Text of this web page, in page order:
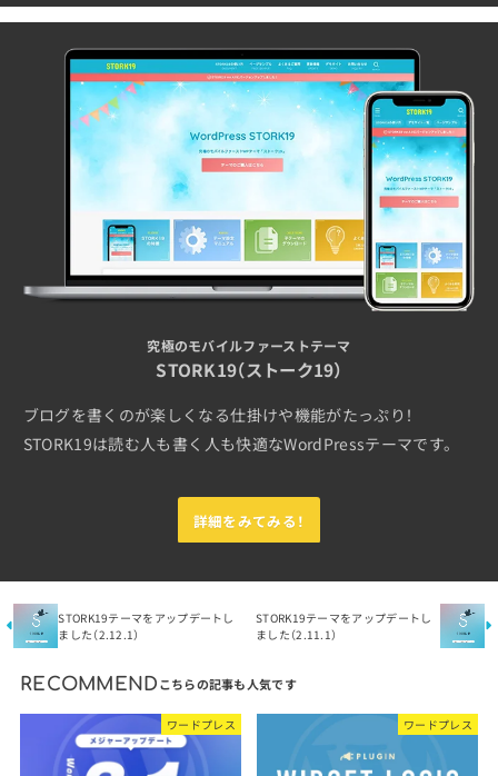
究極のモバイルファーストテーマ
STORK19（ストーク19）
ブログを書くのが楽しくなる仕掛けや機能がたっぷり！
STORK19は読む人も書く人も快適なWordPressテーマです。
詳細をみてみる！
STORK19テーマをアップデートし
ました（2.12.1）
STORK19テーマをアップデートし
ました（2.11.1）
RECOMMEND
ワードプレス ワードプレス